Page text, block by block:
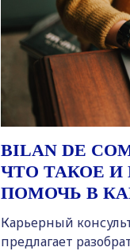
BILAN DE
ЧТО ТАКОЕ
ПОМОЧЬ В
Карьерный
предлагает